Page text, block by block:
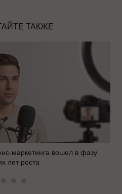
ТАКЖЕ
маркетинга вошел в фазу
лет роста